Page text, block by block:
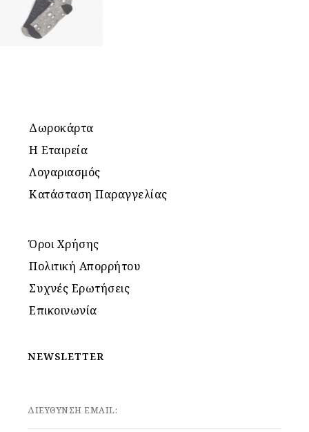
Δωροκάρτα
Η Εταιρεία
Λογαριασμός
Κατάσταση Παραγγελίας
Όροι Χρήσης
Πολιτική Απορρήτου
Συχνές Ερωτήσεις
Επικοινωνία
NEWSLETTER
ΔΙΕΥΘΥΝΣΗ EMAIL: